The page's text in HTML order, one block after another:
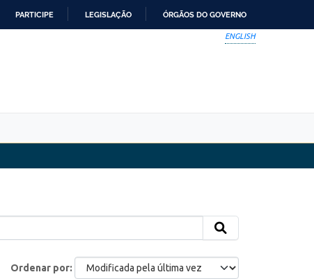
PARTICIPE LEGISLAÇÃO ÓRGÃOS DO GOVERNO
ENGLISH
Ordenar por